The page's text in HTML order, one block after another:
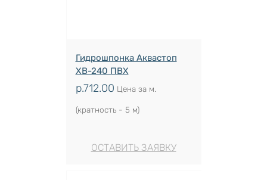
Гидрошпонка Аквастоп
ХВ-240 ПВХ
р.712.00 Цена за м.
(кратность - 5 м)
ОСТАВИТЬ ЗАЯВКУ